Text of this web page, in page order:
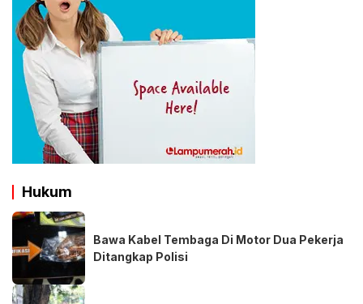
Hukum
Bawa Kabel Tembaga Di Motor Dua Pekerja
Ditangkap Polisi